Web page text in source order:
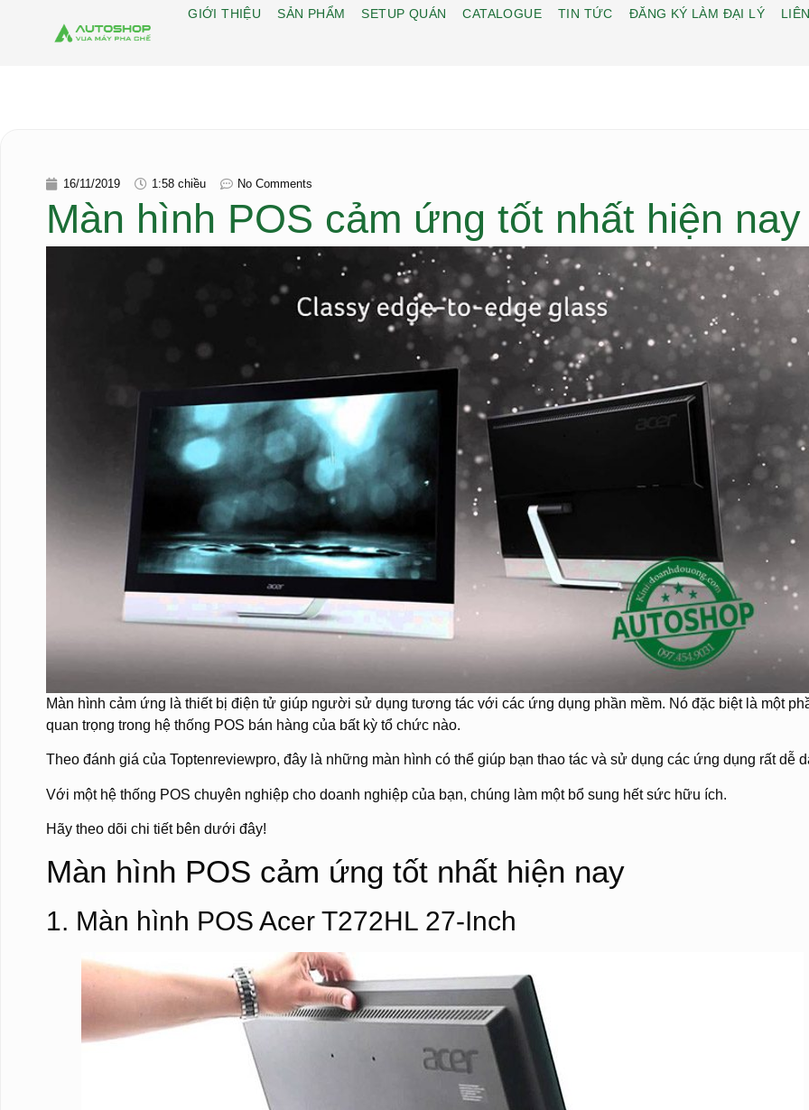
GIỚI THIỆU SẢN PHẨM SETUP QUÁN CATALOGUE TIN TỨC ĐĂNG KÝ LÀM ĐẠI LÝ
16/11/2019 1:58 chiều No Comments
Màn hình POS cảm ứng tốt nhất hiện nay
Màn hình cảm ứng là thiết bị điện tử giúp người sử dụng tương tác với các ứng dụng phần mềm. Nó đặc biệt là một
quan trọng trong hệ thống POS bán hàng của bất kỳ tổ chức nào.
Theo đánh giá của Toptenreviewpro, đây là những màn hình có thể giúp bạn thao tác và sử dụng các ứng dụng rất dễ
Với một hệ thống POS chuyên nghiệp cho doanh nghiệp của bạn, chúng làm một bổ sung hết sức hữu ích.
Hãy theo dõi chi tiết bên dưới đây!
Màn hình POS cảm ứng tốt nhất hiện nay
1. Màn hình POS Acer T272HL 27-Inch